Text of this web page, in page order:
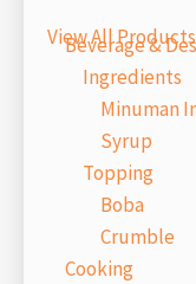
View All Products
Beverage &
Ingredients
Minuman
Syrup
Topping
Boba
Crumble
Cooking